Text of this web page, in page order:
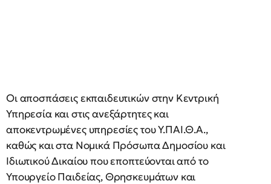
Oι αποσπάσεις εκπαιδευτικών στην Κεντρική
Υπηρεσία και στις ανεξάρτητες και
αποκεντρωμένες υπηρεσίες του Υ.ΠΑΙ.Θ.Α.,
καθώς και στα Νομικά Πρόσωπα Δημοσίου και
Ιδιωτικού Δικαίου που εποπτεύονται από το
Υπουργείο Παιδείας, Θρησκευμάτων και